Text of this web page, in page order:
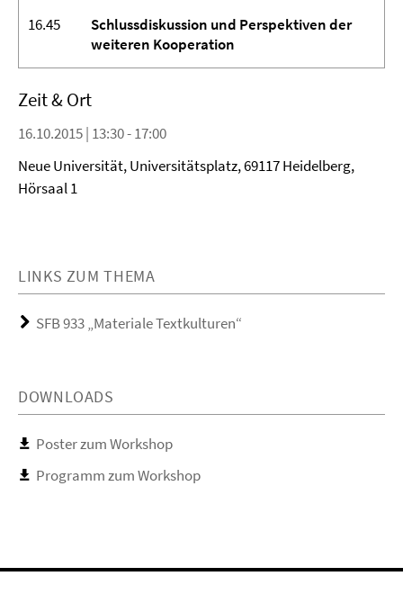
16.45
Schlussdiskussion und Perspektiven der
weiteren Kooperation
Zeit & Ort
16.10.2015 | 13:30 - 17:00
Neue Universität, Universitätsplatz, 69117 Heidelberg,
Hörsaal 1
LINKS ZUM THEMA
SFB 933 „Materiale Textkulturen“
DOWNLOADS
Poster zum Workshop
Programm zum Workshop